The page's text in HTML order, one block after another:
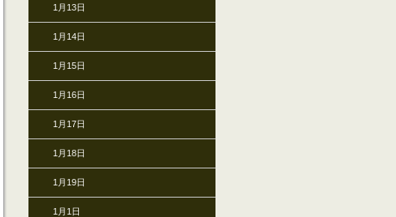
1月13日
1月14日
1月15日
1月16日
1月17日
1月18日
1月19日
1月1日